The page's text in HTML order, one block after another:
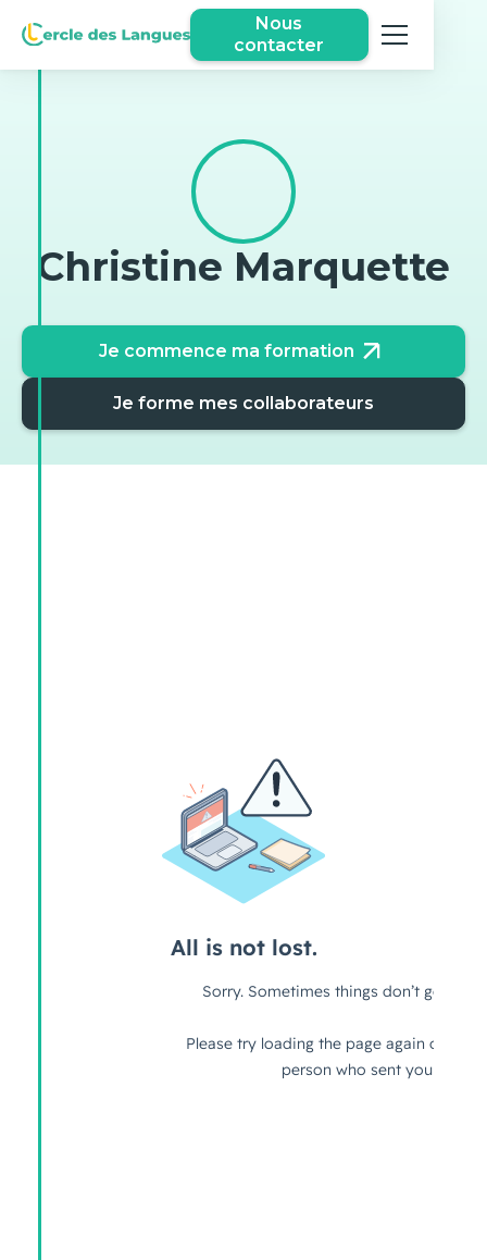
Nous
contacter
Christine Marquette
Je commence ma formation
Je forme mes collaborateurs